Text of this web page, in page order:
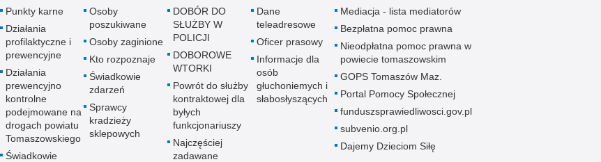
Punkty karne
Działania
profilaktyczne i
prewencyjne
Działania
prewencyjno
kontrolne
podejmowane na
drogach powiatu
Tomaszowskiego
Świadkowie
Osoby
poszukiwane
Osoby zaginione
Kto rozpoznaje
Świadkowie
zdarzeń
Sprawcy
kradzieży
sklepowych
DOBÓR DO
SŁUŻBY W
POLICJI
DOBOROWE
WTORKI
Powrót do służby
kontraktowej dla
byłych
funkcjonariuszy
Najczęściej
zadawane
Dane
teleadresowe
Oficer prasowy
Informacje dla
osób
głuchoniemych i
słabosłyszących
Mediacja - lista mediatorów
Bezpłatna pomoc prawna
Nieodpłatna pomoc prawna w
powiecie tomaszowskim
GOPS Tomaszów Maz.
Portal Pomocy Społecznej
funduszsprawiedliwosci.gov.pl
subvenio.org.pl
Dajemy Dzieciom Siłę